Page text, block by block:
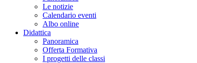
Le notizie
Calendario eventi
Albo online
Didattica
Panoramica
Offerta Formativa
I progetti delle classi